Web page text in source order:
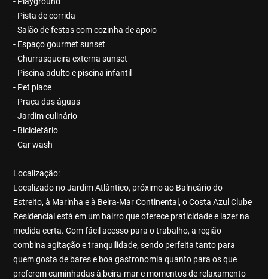
- Pista de corrida
- Salão de festas com cozinha de apoio
- Espaço gourmet sunset
- Churrasqueira externa sunset
- Piscina adulto e piscina infantil
- Pet place
- Praça das águas
- Jardim culinário
- Bicicletário
- Car wash
Localização:
Localizado no Jardim Atlântico, próximo ao Balneário do
Estreito, à Marinha e à Beira-Mar Continental, o Costa Azul Clube
Residencial está em um bairro que oferece praticidade e lazer na
medida certa. Com fácil acesso para o trabalho, a região
combina agitação e tranquilidade, sendo perfeita tanto para
quem gosta de bares e boa gastronomia quanto para os que
preferem caminhadas à beira-mar e momentos de relaxamento